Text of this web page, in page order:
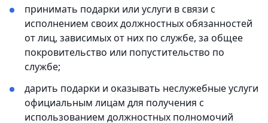
принимать подарки или услуги в связи с
исполнением своих должностных обязанностей
от лиц, зависимых от них по службе, за общее
покровительство или попустительство по
службе;
дарить подарки и оказывать неслужебные услуги
официальным лицам для получения с
использованием должностных полномочий